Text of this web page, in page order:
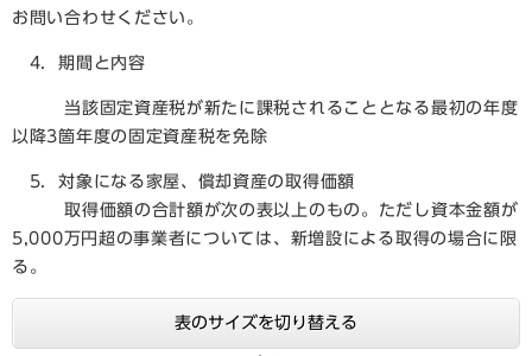
お問い合わせください。
4．期間と内容
当該固定資産税が新たに課税されることとなる最初の年度
以降3箇年度の固定資産税を免除
5．対象になる家屋、償却資産の取得価額
取得価額の合計額が次の表以上のもの。ただし資本金額が
5,000万円超の事業者については、新増設による取得の場合に限
る。
表のサイズを切り替える